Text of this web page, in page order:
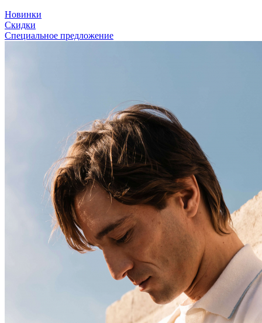
Новинки
Скидки
Специальное предложение